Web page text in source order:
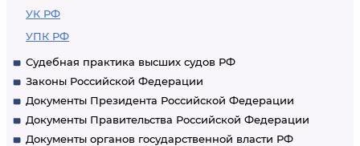
УК РФ
УПК РФ
Судебная практика высших судов РФ
Законы Российской Федерации
Документы Президента Российской Федерации
Документы Правительства Российской Федерации
Документы органов государственной власти РФ